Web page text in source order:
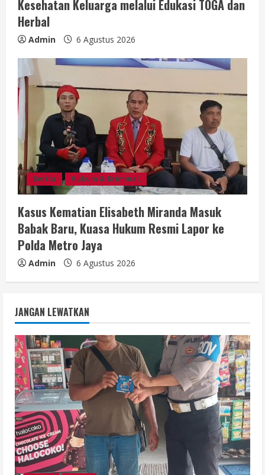
Kesehatan Keluarga melalui Edukasi TOGA dan
Herbal
Admin 6 Agustus 2026
Berita Hukum & Kriminal,
Kasus Kematian Elisabeth Miranda Masuk
Babak Baru, Kuasa Hukum Resmi Lapor ke
Polda Metro Jaya
Admin 6 Agustus 2026
JANGAN LEWATKAN